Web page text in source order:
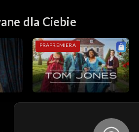
dla Ciebie
PRAPREMIERA